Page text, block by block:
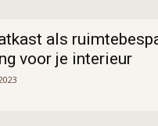
als
voor je interieur